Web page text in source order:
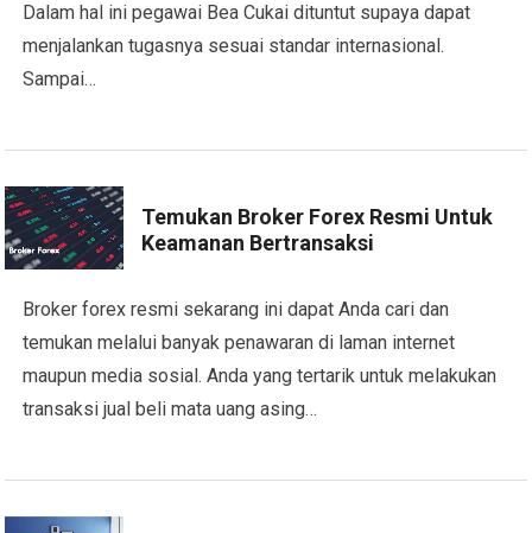
Dalam hal ini pegawai Bea Cukai dituntut supaya dapat
menjalankan tugasnya sesuai standar internasional.
Sampai…
Temukan Broker Forex Resmi Untuk
Keamanan Bertransaksi
Broker forex resmi sekarang ini dapat Anda cari dan
temukan melalui banyak penawaran di laman internet
maupun media sosial. Anda yang tertarik untuk melakukan
transaksi jual beli mata uang asing…